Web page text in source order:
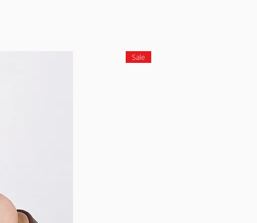
* החזרה של מוצר שנקנה באתר באיסוף עצמי (באתר הוא עד 3 ימי עסקים
Sale